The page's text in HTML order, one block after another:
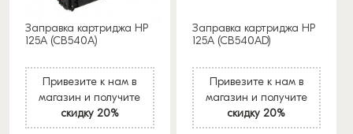
Заправка картриджа HP
125A (CB540A)
Привезите к нам в
магазин и получите
скидку 20%
Заправка картриджа HP
125A (CB540AD)
Привезите к нам в
магазин и получите
скидку 20%